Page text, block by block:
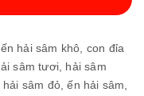
hải sâm khô, con đỉa
sâm tươi, hải sâm
hải sâm đỏ,ến hải sâm,